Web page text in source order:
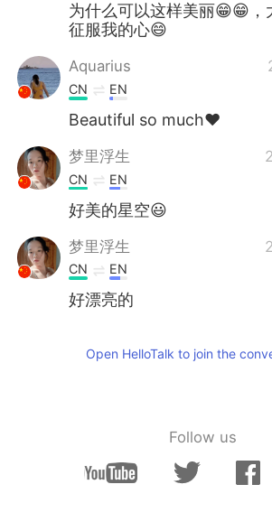
为什么可以这样美丽😁😁，
征服我的心😄
Aquarius
CN EN
Beautiful so much❤
梦里浮生
CN EN
好美的星空😃
梦里浮生
CN EN
好漂亮的
Open HelloTalk to join the
Follow us